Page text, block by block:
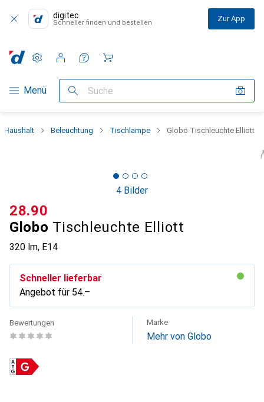
digitec
Schneller finden und bestellen Zur App
Navigation nach Kategorien
Menü Suche
Einstellungen
Kundenkonto
Vergleichslisten
Merklisten
Warenkorb
Haushalt Beleuchtung Tischlampe Globo Tischleuchte Elliott
4 Bilder
Globo Tischleuchte Elliott
320 lm, E14
CHF
28.90
Schneller lieferbar
Angebot für CHF
54.–
Bewertungen Marke
Mehr von Globo